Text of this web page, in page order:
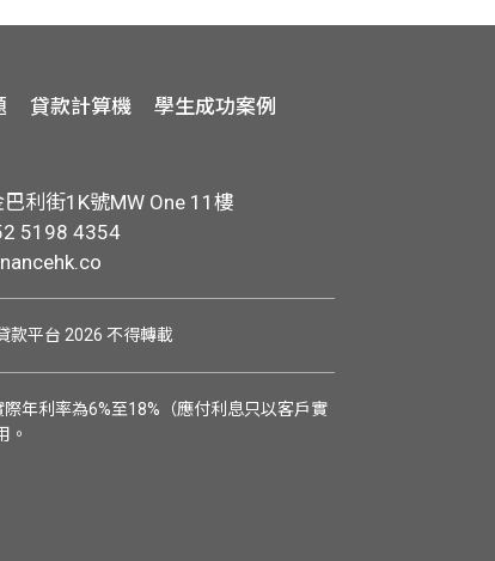
貸款計算機 學生成功案例
利街1K號MW One 11樓
5198 4354
款平台 2026 不得轉載
年利率為6%至18%（應付利息只以客戶實
。